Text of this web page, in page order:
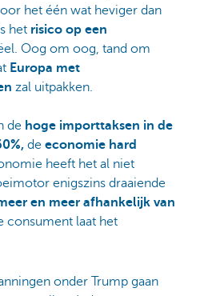
het één wat heviger dan
het risico op een
Oog om oog, tand om
Europa met
zal uitpakken.
de hoge importtaksen in de
de economie hard
heeft het al niet
enigszins draaiende
en meer afhankelijk van
consument laat het
onder Trump gaan